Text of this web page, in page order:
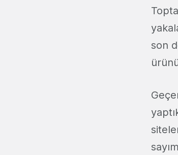
son